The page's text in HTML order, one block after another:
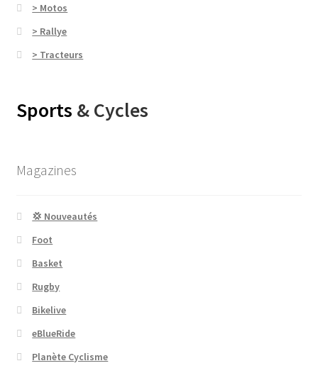
> Motos
> Rallye
> Tracteurs
Sports & Cycles
Magazines
💢 Nouveautés
Foot
Basket
Rugby
Bikelive
eBlueRide
Planète Cyclisme